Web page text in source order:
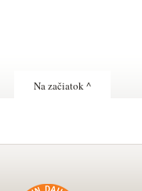
Na začiatok ^